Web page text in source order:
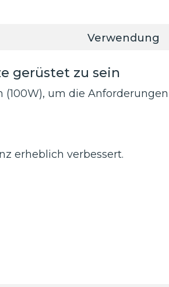
Verwendung
gerüstet zu sein
um die
erheblich verbessert.